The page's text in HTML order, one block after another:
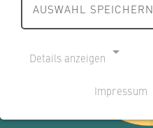
AUSWAHL SPEICHERN
Details anzeigen
Impressum